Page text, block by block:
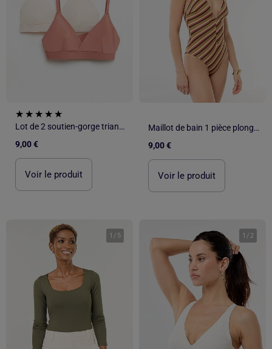
Lot de 2 soutien-gorge triangles en microfibre
9,00 €
Voir le produit
Maillot de bain 1 pièce plongeant avec bijou
9,00 €
Voir le produit
1 / 5 1 / 2